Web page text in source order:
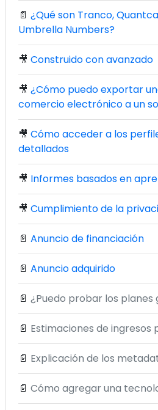
📄 ¿Qué son Tranco,
Umbrella Numbers?
🎥 Construido con avanzado
🎥 ¿Cómo puedo exportar
comercio electrónico a un
🎥 Cómo acceder a los
detallados
🎥 Informes basados en
🎥 Cumplimiento de la
📄 Anuncio de financiación
📄 Anuncio adquirido
📄 ¿Puedo probar los planes
📄 Estimaciones de ingresos
📄 Explicación de los
📄 Cómo agregar una